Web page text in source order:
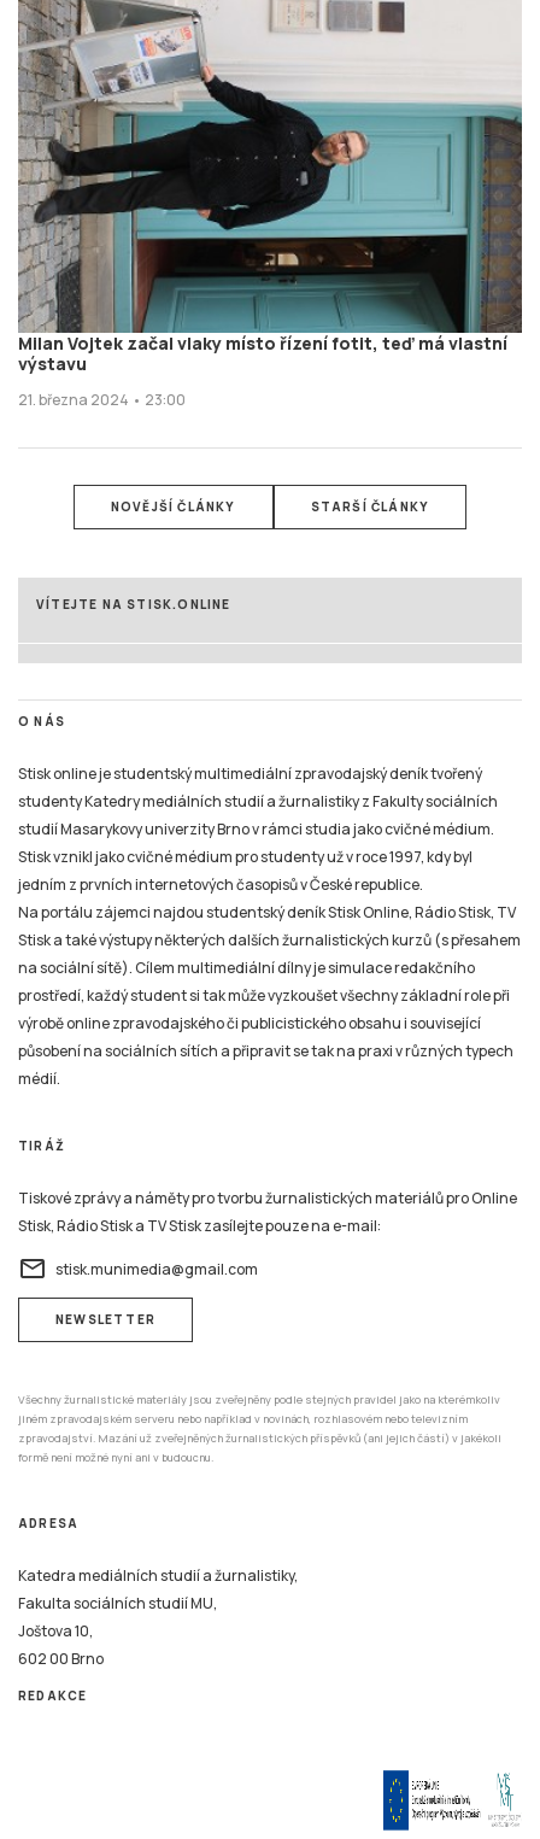
Milan Vojtek začal vlaky místo řízení fotit, teď má vlastní
výstavu
21. března 2024 • 23:00
NOVĚJŠÍ ČLÁNKY STARŠÍ ČLÁNKY
VÍTEJTE NA STISK.ONLINE
O NÁS
Stisk online je studentský multimediální zpravodajský deník tvořený
studenty Katedry mediálních studií a žurnalistiky z Fakulty sociálních
studií Masarykovy univerzity Brno v rámci studia jako cvičné médium.
Stisk vznikl jako cvičné médium pro studenty už v roce 1997, kdy byl
jedním z prvních internetových časopisů v České republice.
Na portálu zájemci najdou studentský deník Stisk Online, Rádio Stisk, TV
Stisk a také výstupy některých dalších žurnalistických kurzů (s přesahem
na sociální sítě). Cílem multimediální dílny je simulace redakčního
prostředí, každý student si tak může vyzkoušet všechny základní role při
výrobě online zpravodajského či publicistického obsahu i související
působení na sociálních sítích a připravit se tak na praxi v různých typech
médií.
TIRÁŽ
Tiskové zprávy a náměty pro tvorbu žurnalistických materiálů pro Online
Stisk, Rádio Stisk a TV Stisk zasílejte pouze na e-mail:
email stisk.munimedia@gmail.com
NEWSLETTER
Všechny žurnalistické materiály jsou zveřejněny podle stejných pravidel jako na kterémkoliv
jiném zpravodajském serveru nebo například v novinách, rozhlasovém nebo televizním
zpravodajství. Mazání už zveřejněných žurnalistických příspěvků (ani jejich částí) v jakékoli
formě není možné nyní ani v budoucnu.
ADRESA
Katedra mediálních studií a žurnalistiky,
Fakulta sociálních studií MU,
Joštova 10,
602 00 Brno
REDAKCE